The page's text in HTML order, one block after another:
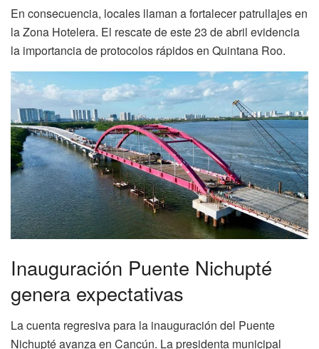
En consecuencia, locales llaman a fortalecer patrullajes en
la Zona Hotelera. El rescate de este 23 de abril evidencia
la importancia de protocolos rápidos en Quintana Roo.
Inauguración Puente Nichupté
genera expectativas
La cuenta regresiva para la inauguración del Puente
Nichupté avanza en Cancún. La presidenta municipal